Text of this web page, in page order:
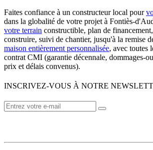
Faites confiance à un constructeur local pour
dans la globalité de votre projet à Fontiès-
votre terrain constructible, plan de
construire, suivi de chantier, jusqu'à la remise
maison entièrement personnalisée, avec toutes
contrat CMI (garantie décennale, dommages-
prix et délais convenus).
INSCRIVEZ-VOUS À NOTRE